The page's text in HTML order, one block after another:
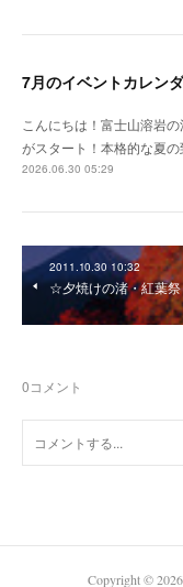
7月のイベントカレン
こんにちは！富士山溶岩
がスタート！本格的な夏
2026.06.30 05:29
2011.10.30 10:32
☆夕焼けの渚・紅葉
0コメント
Copyright ©2026